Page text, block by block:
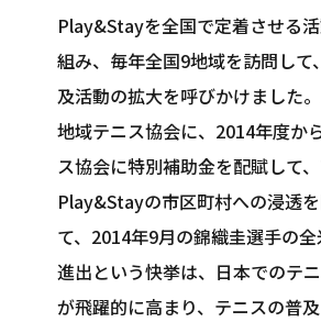
Play&Stayを全国で定着させる
組み、毎年全国9地域を訪問して
及活動の拡大を呼びかけました
地域テニス協会に、2014年度か
ス協会に特別補助金を配賦して
Play&Stayの市区町村への浸透
て、2014年9月の錦織圭選手の
進出という快挙は、日本でのテ
が飛躍的に高まり、テニスの普